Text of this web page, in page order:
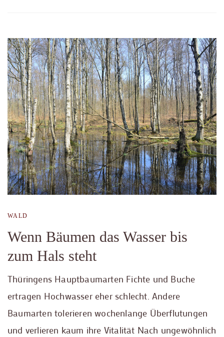
WALD
Wenn Bäumen das Wasser bis
zum Hals steht
Thüringens Hauptbaumarten Fichte und Buche
ertragen Hochwasser eher schlecht. Andere
Baumarten tolerieren wochenlange Überflutungen
und verlieren kaum ihre Vitalität Nach ungewöhnlich